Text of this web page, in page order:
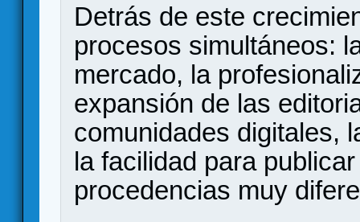
Detrás de este
procesos simultáneos:
mercado, la
expansión de las
comunidades digitales,
la facilidad para
procedencias muy